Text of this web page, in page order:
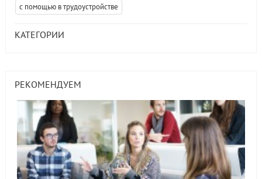
с помощью в трудоустройстве
КАТЕГОРИИ
РЕКОМЕНДУЕМ